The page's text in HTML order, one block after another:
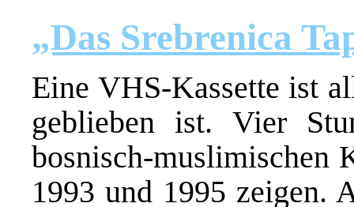
„Das Srebrenica
Eine VHS-Kassette ist
geblieben ist. Vier
bosnisch-muslimischen
1993 und 1995 zeigen.